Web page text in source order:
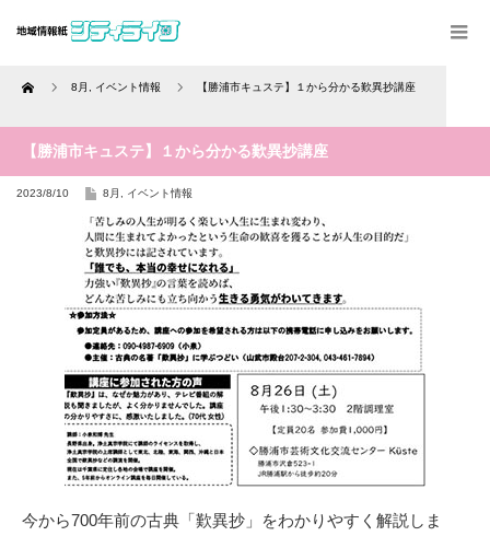
Home 8月 イベント情報 【勝浦市キュステ】１から分かる歎異抄講座
【勝浦市キュステ】１から分かる歎異抄講座
2023/8/10 8月 イベント情報
今から700年前の古典「歎異抄」をわかりやすく解説しま